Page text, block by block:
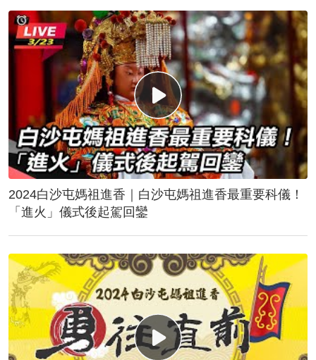
2024白沙屯媽祖進香｜白沙屯媽祖進香最重要科儀！
「進火」儀式後起駕回鑾